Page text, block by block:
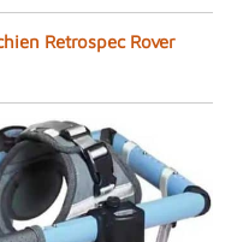
Retrospec Rover